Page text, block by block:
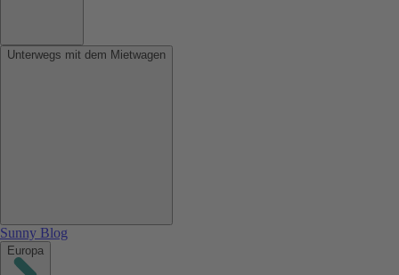
Unterwegs mit dem Mietwagen
Sunny Blog
Europa